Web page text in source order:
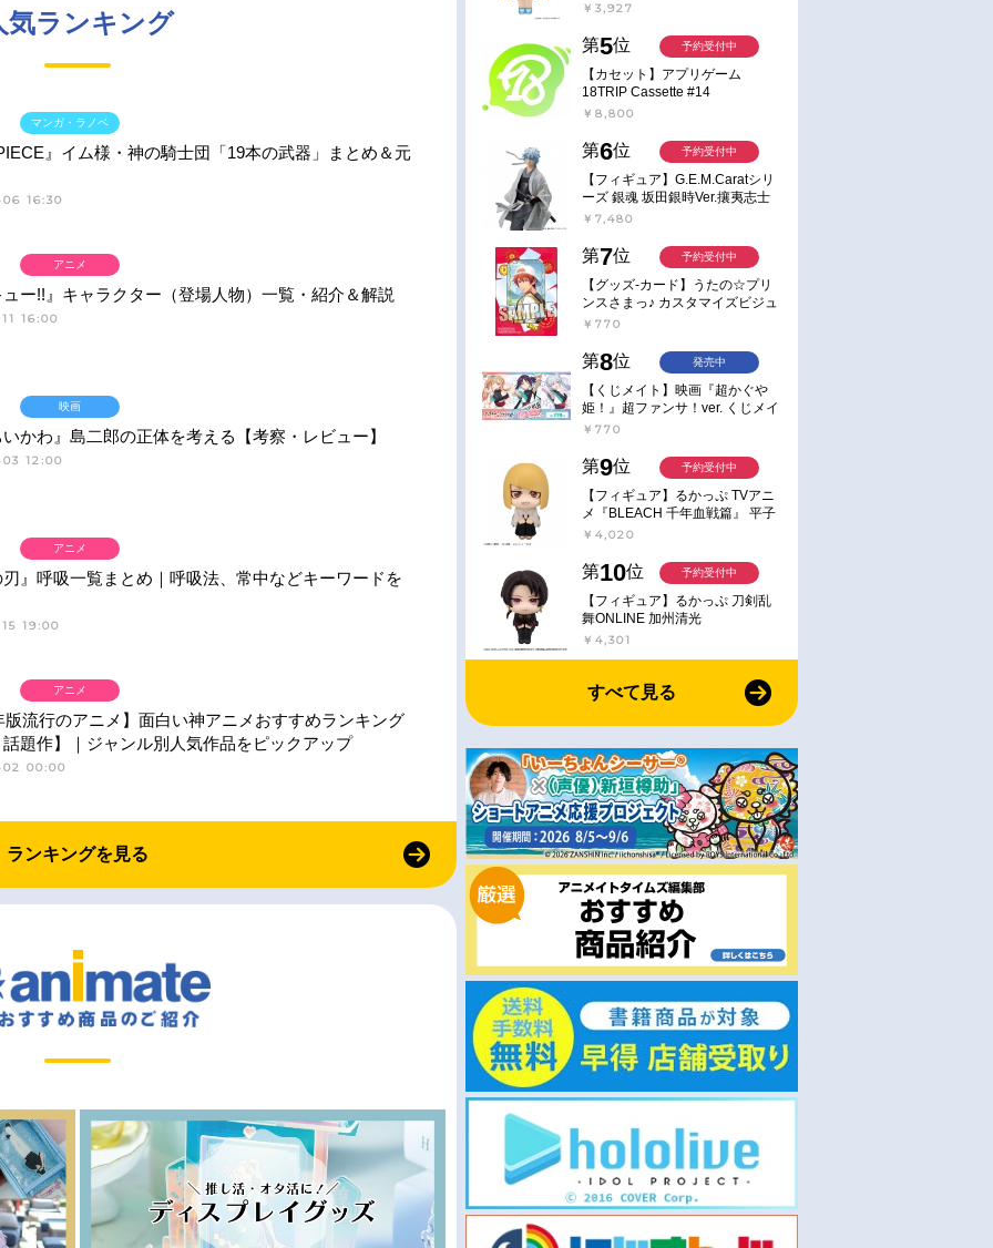
気ランキング
』イム様・神の騎士団「19本の武器」まとめ＆元
16:30
マンガ・ラノベ
ー!!』キャラクター（登場人物）一覧・紹介＆解説
16:00
アニメ
かわ』島二郎の正体を考える【考察・レビュー】
12:00
映画
』呼吸一覧まとめ｜呼吸法、常中などキーワードを
19:00
アニメ
版流行のアニメ】面白い神アニメおすすめランキング
題作】｜ジャンル別人気作品をピックアップ
00:00
アニメ
ランキングを見る
￥3,927
第5位
【カセット】アプリゲーム
18TRIP Cassette #14
￥8,800
予約受付中
第6位
【フィギュア】G.E.M.Caratシリ
ーズ 銀魂 坂田銀時Ver.攘夷志士
完成品フィギュア
￥7,480
予約受付中
第7位
【グッズ-カード】うたの☆プリ
ンスさまっ♪ カスタマイズビジュ
アルカードコレクション Best
￥770
予約受付中
第8位
【くじメイト】映画『超かぐや
姫！』超ファンサ！ver. くじメイ
ト
￥770
発売中
第9位
【フィギュア】るかっぷ TVアニ
メ『BLEACH 千年血戦篇』 平子
真子
￥4,020
予約受付中
第10位
【フィギュア】るかっぷ 刀剣乱
舞ONLINE 加州清光
￥4,301
予約受付中
すべて見る